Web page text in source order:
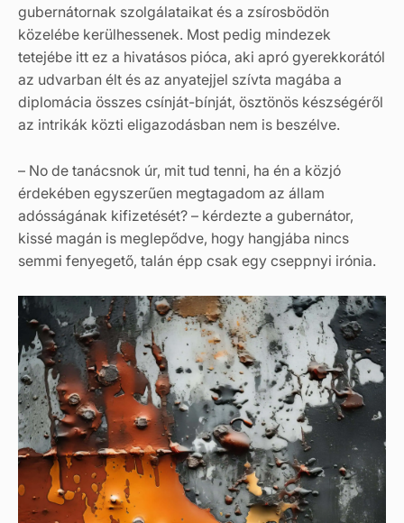
gubernátornak szolgálataikat és a zsírosbödön
közelébe kerülhessenek. Most pedig mindezek
tetejébe itt ez a hivatásos pióca, aki apró gyerekkorától
az udvarban élt és az anyatejjel szívta magába a
diplomácia összes csínját-bínját, ösztönös készségéről
az intrikák közti eligazodásban nem is beszélve.
– No de tanácsnok úr, mit tud tenni, ha én a közjó
érdekében egyszerűen megtagadom az állam
adósságának kifizetését? – kérdezte a gubernátor,
kissé magán is meglepődve, hogy hangjába nincs
semmi fenyegető, talán épp csak egy cseppnyi irónia.